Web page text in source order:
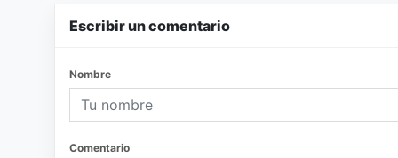
Escribir un comentario
Nombre
Comentario